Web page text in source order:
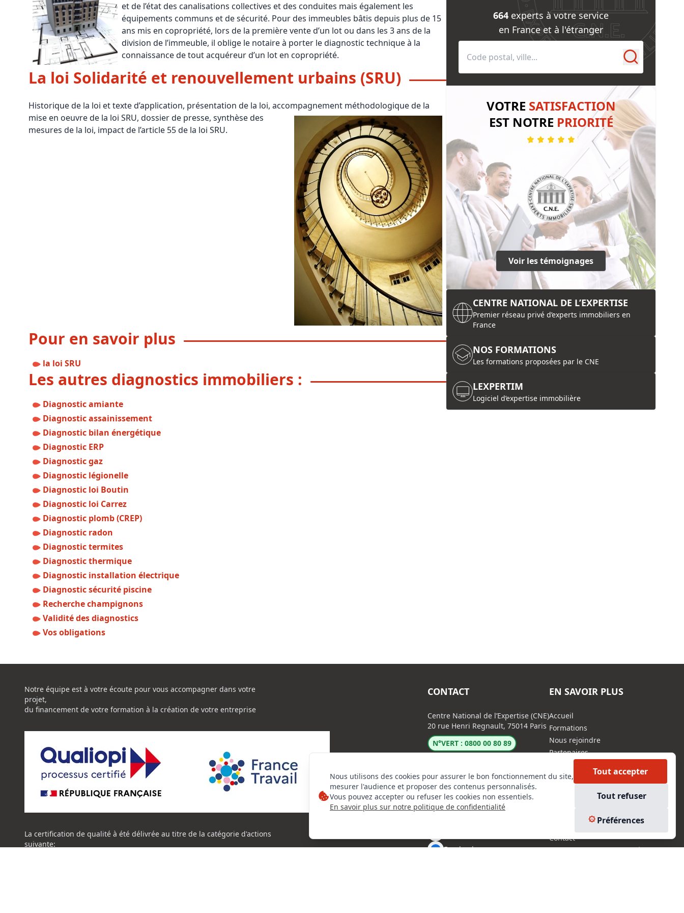
Bioclimatique BBC
Règles d’urbanisme
Pathologies des bâtiments
Lecture et compréhension d’un Plan Local d’Urbanisme (PLU)
Estimer le droit au bail
Développer la gestion locative
Développer et organiser l'activité de Syndic
Biens d’exception, belles demeures, châteaux et traits de côte
IA Essentials®
Maîtrise d’oeuvre
Expertise pré-achat
Estimation commerce
et de l’état des canalisations collectives et des conduites mais également les
équipements communs et de sécurité. Pour des immeubles bâtis depuis plus de 15
ans mis en copropriété, lors de la première vente d’un lot ou dans les 3 ans de la
division de l’immeuble, il oblige le notaire à porter le diagnostic technique à la
connaissance de tout acquéreur d’un lot en copropriété.
La loi Solidarité et renouvellement urbains (SRU)
Historique de la loi et texte d’application, présentation de la loi, accompagnement méthodologique de la
mise en oeuvre de la loi SRU, dossier de presse, synthèse des
mesures de la loi, impact de l’article 55 de la loi SRU.
Pour en savoir plus
la loi SRU
Les autres diagnostics immobiliers :
Diagnostic amiante
Diagnostic assainissement
Diagnostic bilan énergétique
Diagnostic ERP
Diagnostic gaz
Diagnostic légionelle
Diagnostic loi Boutin
Diagnostic loi Carrez
Diagnostic plomb (CREP)
Diagnostic radon
Diagnostic termites
Diagnostic thermique
Diagnostic installation électrique
Diagnostic sécurité piscine
Recherche champignons
Validité des diagnostics
Vos obligations
664 experts à votre service
en France et à l'étranger
VOTRE SATISFACTION
EST NOTRE PRIORITÉ
Voir les témoignages
CENTRE NATIONAL DE L’EXPERTISE
Premier réseau privé d’experts immobiliers en
France
NOS FORMATIONS
Les formations proposées par le CNE
LEXPERTIM
Logiciel d’expertise immobilière
Nous utilisons des cookies pour assurer le bon fonctionnement du site,
mesurer l'audience et proposer des contenus personnalisés.
Vous pouvez accepter ou refuser les cookies non essentiels.
En savoir plus sur notre politique de confidentialité
Tout accepter
Tout refuser
Préférences
Notre équipe est à votre écoute pour vous accompagner dans votre
projet,
du financement de votre formation à la création de votre entreprise
La certification de qualité à été délivrée au titre de la catégorie d'actions
suivante:
CONTACT
Centre National de l’Expertise (CNE)
20 rue Henri Regnault, 75014 Paris
N°VERT : 0800 00 80 89
Facebook
EN SAVOIR PLUS
Accueil
Formations
Nous rejoindre
Partenaires
Le C.N.E.
Contact
Experts Immobiliers par régions